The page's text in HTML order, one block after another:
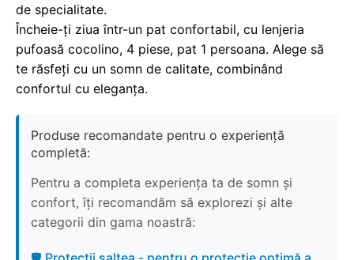
de specialitate.
Încheie-ți ziua într-un pat confortabil, cu lenjeria
pufoasă cocolino, 4 piese, pat 1 persoana. Alege să
te răsfeți cu un somn de calitate, combinând
confortul cu eleganța.
Produse recomandate pentru o experiență
completă:
Pentru a completa experiența ta de somn și
confort, îți recomandăm să explorezi și alte
categorii din gama noastră: